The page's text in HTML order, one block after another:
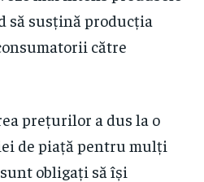
să susțină producția
către
prețurilor a dus la o
de piață pentru mulți
obligați să își